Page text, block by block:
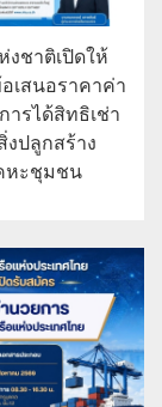
งชาติเปิดให้
เสนอราคาค่า
ารได้สิทธิเช่า
ปลูกสร้าง
หะชุมชน